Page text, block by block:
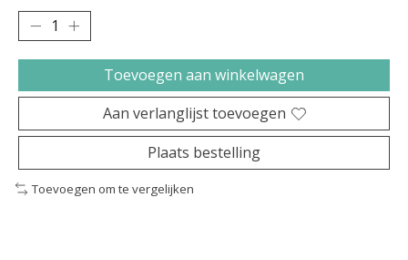
Toevoegen aan winkelwagen
Aan verlanglijst toevoegen
Plaats bestelling
Toevoegen om te vergelijken